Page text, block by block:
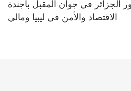
الجزائر في جوان المقبل بأجندة
الاقتصاد والأمن في ليبيا ومالي